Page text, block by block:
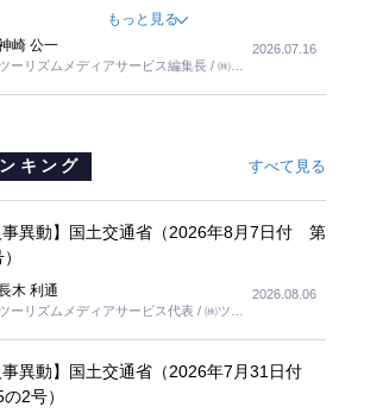
したそうです。今回の記事を懐かしく読みまし
した。母の住まいから近いという理由で、その
選択したのですが、私と妹にとっては、半日
ででした。シニアの住まい選びは、当人だけで
、世話をする家族の足の便も考えない外池な
もっと見る
崎 公一
ツーリズムメディアサービス編集長 / ㈱ツ
2026.07.16
キング すべて見る
事異動】国土交通省（2026年8月7日付 第
木 利通
ツーリズムメディアサービス代表 / ㈱ツー
2026.08.06
事異動】国土交通省（2026年7月31日付
2号）